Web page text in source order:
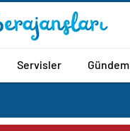
Servisler Gündem